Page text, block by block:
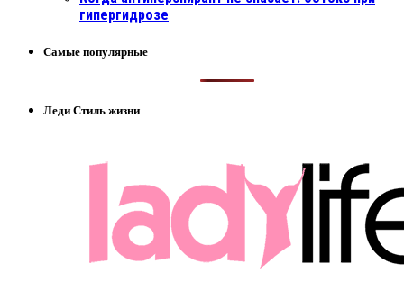
гипергидрозе
Самые популярные
Леди Стиль жизни